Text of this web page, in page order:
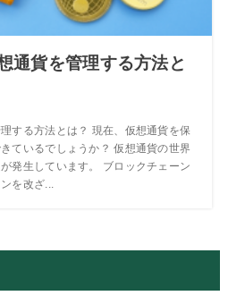
通貨を管理する方法と
する方法とは？ 現在、仮想通貨を保
ているでしょうか？ 仮想通貨の世界
発生しています。 ブロックチェーン
を改ざ...